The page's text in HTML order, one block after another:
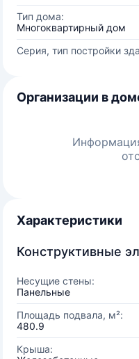
Тип дома:
Многоквартирный дом
Серия, тип постройки
Организации в
Характеристики
Конструктивные
Несущие стены:
Панельные
Площадь подвала, м²:
480.9
Крыша: